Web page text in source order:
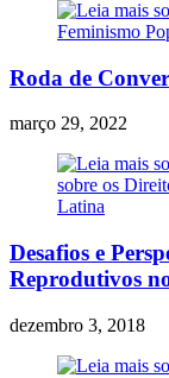
Roda de
março 29, 2022
Desafios e
Reprodutivos
dezembro 3, 2018